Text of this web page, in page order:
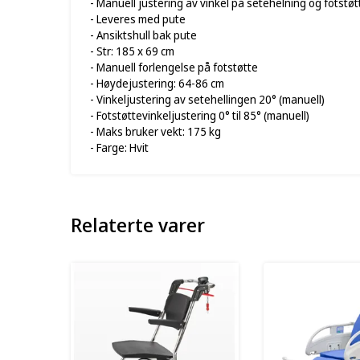
- Leveres med pute
- Ansiktshull bak pute
- Str: 185 x 69 cm
- Manuell forlengelse på fotstøtte
- Høydejustering: 64-86 cm
- Vinkeljustering av setehellingen 20° (manuell)
- Fotstøttevinkeljustering 0° til 85° (manuell)
- Maks bruker vekt: 175 kg
- Farge: Hvit
Relaterte varer